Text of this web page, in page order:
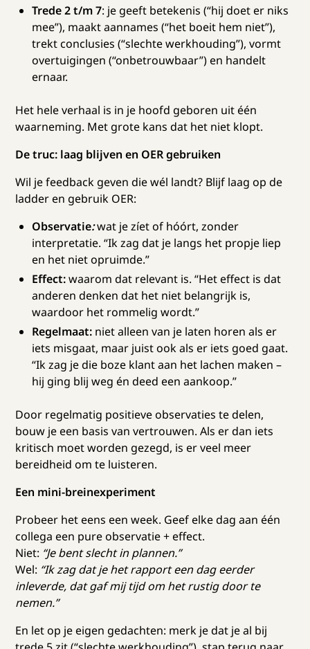
Trede 2 t/m 7: je geeft betekenis (“hij doet er niks
mee”), maakt aannames (“het boeit hem niet”),
trekt conclusies (“slechte werkhouding”), vormt
overtuigingen (“onbetrouwbaar”) en handelt
ernaar.
Het hele verhaal is in je hoofd geboren uit één
waarneming. Met grote kans dat het niet klopt.
De truc: laag blijven en OER gebruiken
Wil je feedback geven die wél landt? Blijf laag op de
ladder en gebruik OER:
Observatie:wat je zíet of hóórt, zonder
interpretatie. “Ik zag dat je langs het propje liep
en het niet opruimde.”
Effect:waarom dat relevant is. “Het effect is dat
anderen denken dat het niet belangrijk is,
waardoor het rommelig wordt.”
Regelmaat: niet alleen van je laten horen als er
iets misgaat, maar juist ook als er iets goed gaat.
“Ik zag je die boze klant aan het lachen maken –
hij ging blij weg én deed een aankoop.”
Door regelmatig positieve observaties te delen,
bouw je een basis van vertrouwen. Als er dan iets
kritisch moet worden gezegd, is er veel meer
bereidheid om te luisteren.
Een mini-breinexperiment
Probeer het eens een week. Geef elke dag aan één
collega een pure observatie + effect.
Niet: “Je bent slecht in plannen.”
Wel: “Ik zag dat je het rapport een dag eerder
inleverde, dat gaf mij tijd om het rustig door te
nemen.”
En let op je eigen gedachten: merk je dat je al bij